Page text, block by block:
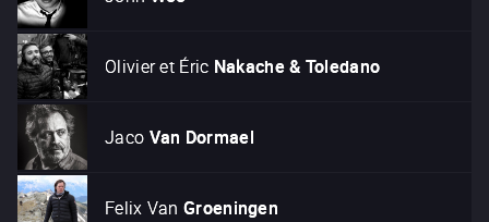
Olivier et Éric Nakache & Toledano
Jaco Van Dormael
Felix Van Groeningen